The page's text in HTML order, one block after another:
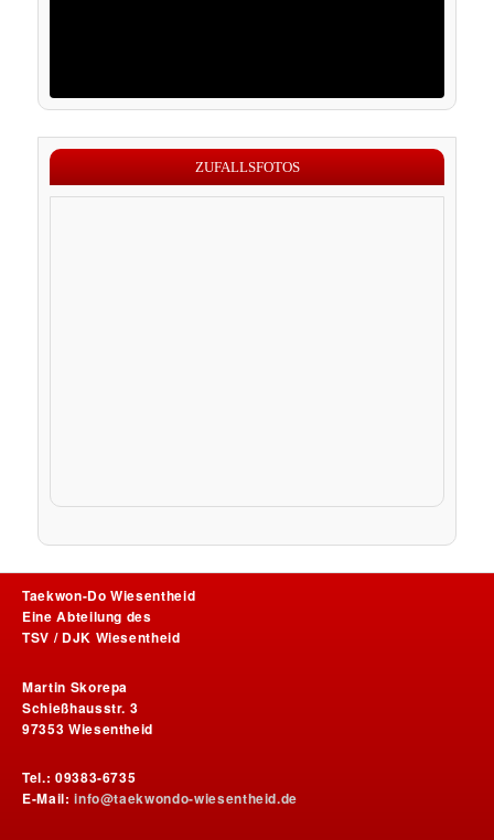
ZUFALLSFOTOS
Taekwon-Do Wiesentheid
Eine Abteilung des
TSV / DJK Wiesentheid
Martin Skorepa
Schießhausstr. 3
97353 Wiesentheid
Tel.: 09383-6735
E-Mail:info@taekwondo-wiesentheid.de